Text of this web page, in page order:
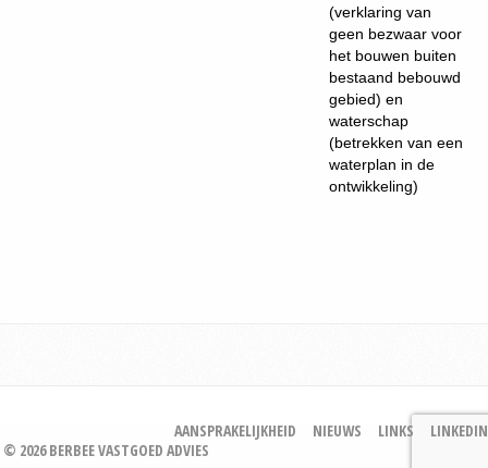
(verklaring van
geen bezwaar voor
het bouwen buiten
bestaand bebouwd
gebied) en
waterschap
(betrekken van een
waterplan in de
ontwikkeling)
AANSPRAKELIJKHEID NIEUWS LINKS
LINKEDIN
© 2026 BERBEE VASTGOED ADVIES